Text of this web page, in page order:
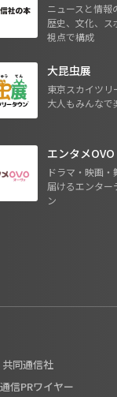
ニュースと情報
歴史、文化、ス
視点で構成
大昆虫展
東京スカイツリ
大人もみんなで
エンタメOVO
ドラマ・映画
届けるエンター
ン
同通信社
信PRワイヤー